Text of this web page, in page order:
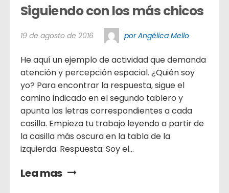
Siguiendo con los más chicos
19 de agosto de 2016 por Angélica Mello
He aquí un ejemplo de actividad que demanda
atención y percepción espacial. ¿Quién soy
yo? Para encontrar la respuesta, sigue el
camino indicado en el segundo tablero y
apunta las letras correspondientes a cada
casilla. Empieza tu trabajo leyendo a partir de
la casilla más oscura en la tabla de la
izquierda. Respuesta: Soy el...
Lea mas